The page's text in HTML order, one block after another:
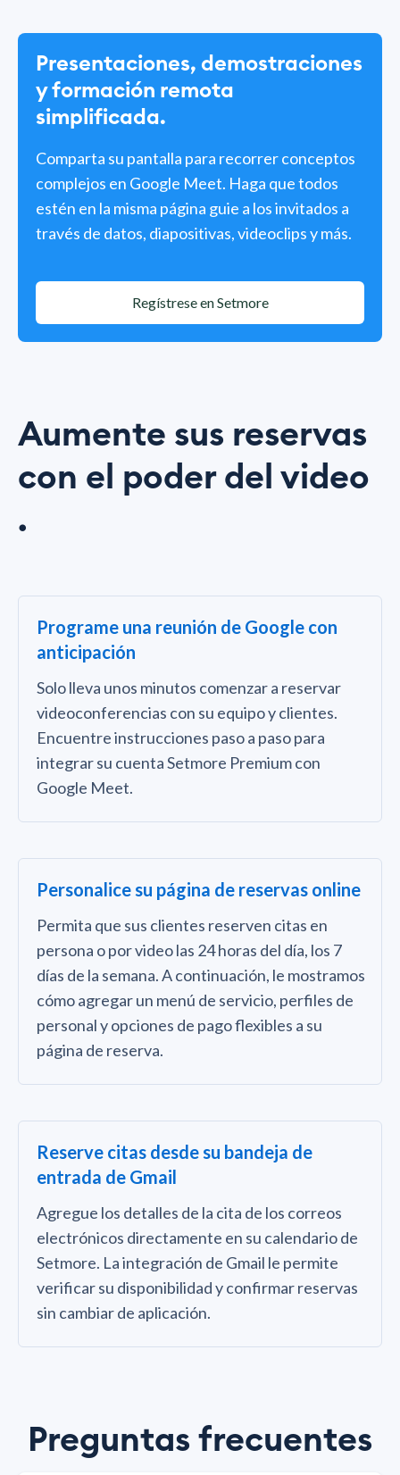
Presentaciones, demostraciones
y formación remota
simplificada.
Comparta su pantalla para recorrer conceptos
complejos en Google Meet. Haga que todos
estén en la misma página guie a los invitados a
través de datos, diapositivas, videoclips y más.
Regístrese en Setmore
Aumente sus reservas
con el poder del video
.
Programe una reunión de Google con
anticipación
Solo lleva unos minutos comenzar a reservar
videoconferencias con su equipo y clientes.
Encuentre instrucciones paso a paso para
integrar su cuenta Setmore Premium con
Google Meet.
Personalice su página de reservas online
Permita que sus clientes reserven citas en
persona o por video las 24 horas del día, los 7
días de la semana. A continuación, le mostramos
cómo agregar un menú de servicio, perfiles de
personal y opciones de pago flexibles a su
página de reserva.
Reserve citas desde su bandeja de
entrada de Gmail
Agregue los detalles de la cita de los correos
electrónicos directamente en su calendario de
Setmore. La integración de Gmail le permite
verificar su disponibilidad y confirmar reservas
sin cambiar de aplicación.
Preguntas frecuentes